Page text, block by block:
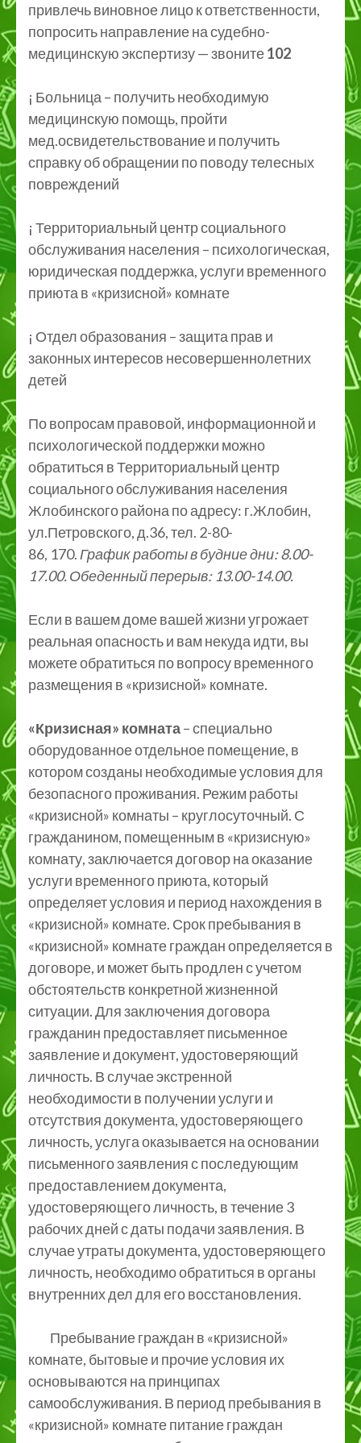
привлечь виновное лицо к ответственности,
попросить направление на судебно-
медицинскую экспертизу — звоните102
¡ Больница – получить необходимую
медицинскую помощь, пройти
мед.освидетельствование и получить
справку об обращении по поводу телесных
повреждений
¡ Территориальный центр социального
обслуживания населения – психологическая,
юридическая поддержка, услуги временного
приюта в «кризисной» комнате
¡ Отдел образования – защита прав и
законных интересов несовершеннолетних
детей
По вопросам правовой, информационной и
психологической поддержки можно
обратиться в Территориальный центр
социального обслуживания населения
Жлобинского района по адресу: г.Жлобин,
ул.Петровского, д.36, тел. 2-80-
86, 170.График работы в будние дни: 8.00-
17.00. Обеденный перерыв: 13.00-14.00.
Если в вашем доме вашей жизни угрожает
реальная опасность и вам некуда идти, вы
можете обратиться по вопросу временного
размещения в «кризисной» комнате.
«Кризисная» комната– специально
оборудованное отдельное помещение, в
котором созданы необходимые условия для
безопасного проживания. Режим работы
«кризисной» комнаты – круглосуточный. С
гражданином, помещенным в «кризисную»
комнату, заключается договор на оказание
услуги временного приюта, который
определяет условия и период нахождения в
«кризисной» комнате. Срок пребывания в
«кризисной» комнате граждан определяется в
договоре, и может быть продлен с учетом
обстоятельств конкретной жизненной
ситуации. Для заключения договора
гражданин предоставляет письменное
заявление и документ, удостоверяющий
личность. В случае экстренной
необходимости в получении услуги и
отсутствия документа, удостоверяющего
личность, услуга оказывается на основании
письменного заявления с последующим
предоставлением документа,
удостоверяющего личность, в течение 3
рабочих дней с даты подачи заявления. В
случае утраты документа, удостоверяющего
личность, необходимо обратиться в органы
внутренних дел для его восстановления.
Пребывание граждан в «кризисной»
комнате, бытовые и прочие условия их
основываются на принципах
самообслуживания. В период пребывания в
«кризисной» комнате питание граждан